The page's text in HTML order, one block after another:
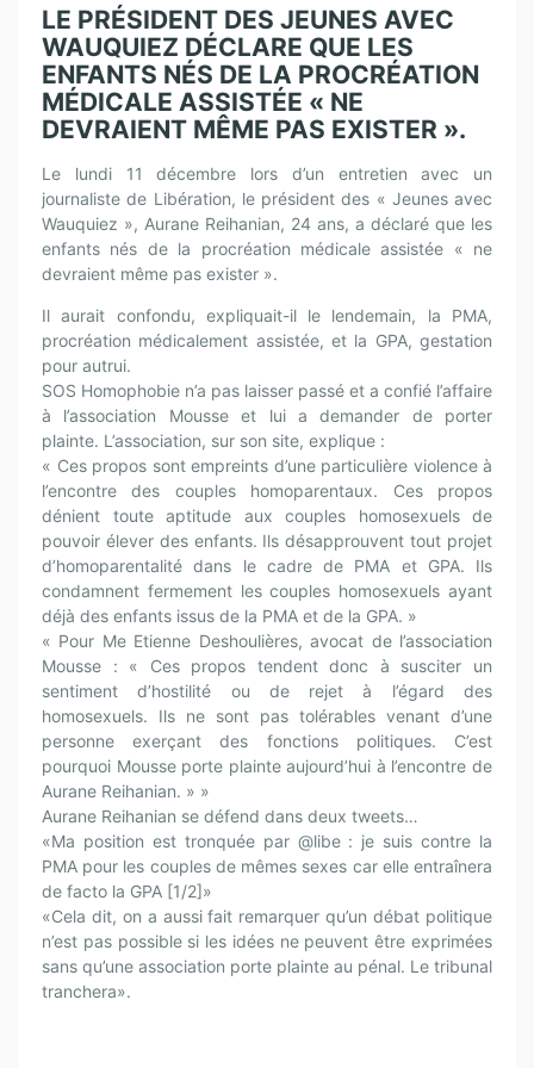
LE PRÉSIDENT DES JEUNES AVEC
WAUQUIEZ DÉCLARE QUE LES
ENFANTS NÉS DE LA PROCRÉATION
MÉDICALE ASSISTÉE « NE
DEVRAIENT MÊME PAS EXISTER ».
Le lundi 11 décembre lors d’un entretien avec un
journaliste de Libération, le président des « Jeunes avec
Wauquiez », Aurane Reihanian, 24 ans, a déclaré que les
enfants nés de la procréation médicale assistée « ne
devraient même pas exister ».
Il aurait confondu, expliquait-il le lendemain, la PMA,
procréation médicalement assistée, et la GPA, gestation
pour autrui.
SOS Homophobie n’a pas laisser passé et a confié l’affaire
à l’association Mousse et lui a demander de porter
plainte. L’association, sur son site, explique :
« Ces propos sont empreints d’une particulière violence à
l’encontre des couples homoparentaux. Ces propos
dénient toute aptitude aux couples homosexuels de
pouvoir élever des enfants. Ils désapprouvent tout projet
d’homoparentalité dans le cadre de PMA et GPA. Ils
condamnent fermement les couples homosexuels ayant
déjà des enfants issus de la PMA et de la GPA. »
« Pour Me Etienne Deshoulières, avocat de l’association
Mousse : « Ces propos tendent donc à susciter un
sentiment d’hostilité ou de rejet à l’égard des
homosexuels. Ils ne sont pas tolérables venant d’une
personne exerçant des fonctions politiques. C’est
pourquoi Mousse porte plainte aujourd’hui à l’encontre de
Aurane Reihanian. » »
Aurane Reihanian se défend dans deux tweets…
«Ma position est tronquée par @libe : je suis contre la
PMA pour les couples de mêmes sexes car elle entraînera
de facto la GPA [1/2]»
«Cela dit, on a aussi fait remarquer qu’un débat politique
n’est pas possible si les idées ne peuvent être exprimées
sans qu’une association porte plainte au pénal. Le tribunal
tranchera».